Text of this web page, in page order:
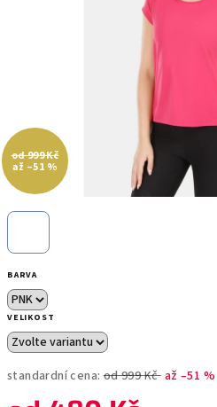
BARVA
VELIKOST
standardní cena: od 999 Kč až –51 %
hvězdiček.
od 999 Kč
až –51 %